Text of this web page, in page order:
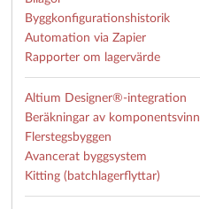
Byggkonfigurationshistorik
Automation via Zapier
Rapporter om lagervärde
Altium Designer®-integration
Beräkningar av komponentsvinn
Flerstegsbyggen
Avancerat byggsystem
Kitting (batchlagerflyttar)